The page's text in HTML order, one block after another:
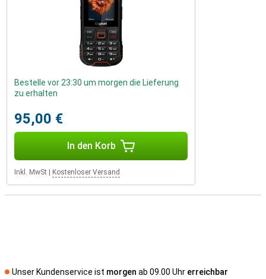
Bestelle vor 23:30 um morgen die Lieferung
zu erhalten
95,00 €
In den Korb
Inkl. MwSt Kostenloser Versand
Unser Kundenservice ist morgen ab 09.00 Uhr erreichbar